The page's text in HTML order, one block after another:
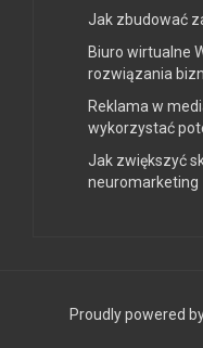
Jak zbudować
Biuro wirtualne
rozwiązania
Reklama w
wykorzystać
Jak zwiększyć
neuromarketing
Proudly powered